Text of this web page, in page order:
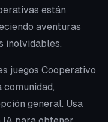
están
aventuras
inolvidables.
juegos Cooperativo
comunidad,
general. Usa